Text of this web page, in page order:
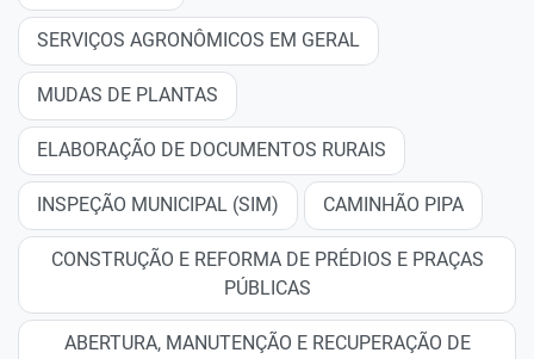
SERVIÇOS AGRONÔMICOS EM GERAL
MUDAS DE PLANTAS
ELABORAÇÃO DE DOCUMENTOS RURAIS
INSPEÇÃO MUNICIPAL (SIM) CAMINHÃO PIPA
CONSTRUÇÃO E REFORMA DE PRÉDIOS E PRAÇAS
PÚBLICAS
ABERTURA, MANUTENÇÃO E RECUPERAÇÃO DE